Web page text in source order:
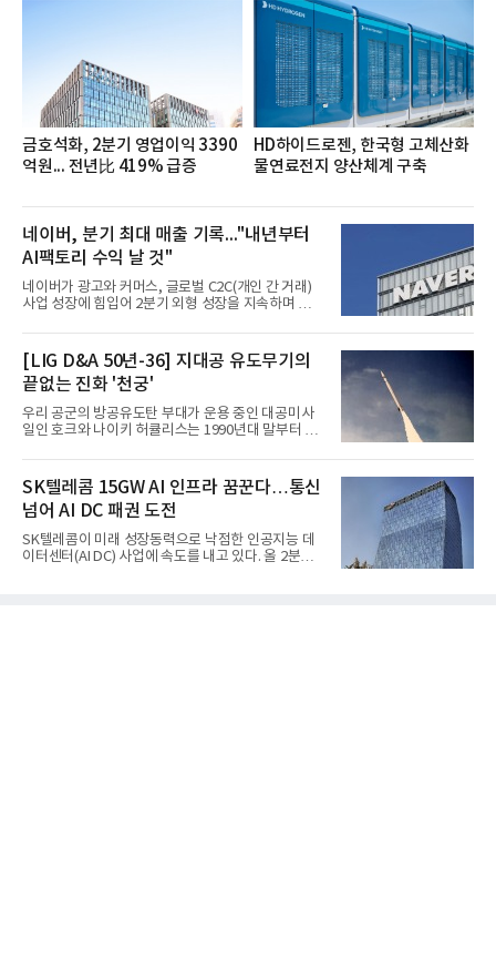
쳐 진행됐다.참고로 새로이(e)는 NH농협캐피탈 MZ
세대들로(과장~계장) 구성된 자율 참여조직으로, 조
직문화 혁신과 업무 효율성 향상을 위한 다양한 활동
을 추진하며,새로운 변화와 이로운 영향력을 조직전
반에 전파하는 역할
금호석화, 2분기 영업이익 3390
억원... 전년比 419% 급증
HD하이드로젠, 한국형 고체산화
물연료전지 양산체계 구축
네이버, 분기 최대 매출 기록..."내년부터
AI팩토리 수익 날 것"
네이버가 광고와 커머스, 글로벌 C2C(개인 간 거래)
사업 성장에 힘입어 2분기 외형 성장을 지속하며 역대
자 증가와 엔비디아와 추진하는 AI 팩토리를 앞세워
AI 수익화에도 속도를 내고 있다.네이버는 올해 2분기
연결 기준 매출 3조3888억원, 영업이익 5203억원을
기록했다고 7일 밝혔다. 매출은 광고·커머스 등 핵심
사업과 글로벌 C2C 성장에 힘입어 전년 동기 대비
16.2% 증가한 분기 최대 매출을 기록했다. 반면 영업
이익은 AI 인프라 투자 영향으로 0.2% 감소했다.사업
플랫폼은
[LIG D&A 50년-36] 지대공 유도무기의
끝없는 진화 '천궁'
우리 공군의 방공유도탄 부대가 운용 중인 대공미사
일인 호크와 나이키 허큘리스는 1990년대 말부터 성
기존 미사일체계를 대체할 중고도 및 중거리 대공미
사일을 개발하기로 결정했다.처음 KM-SAM 사업으로
불린 이 사업의 명칭은 호크(Iron Hawk, 철매)를 대체
한다는 의미에서 ‘철매Ⅱ’ 로 정해졌다. 철매Ⅱ 개발
사업은 미사일체계 완성 후인 2011년 ‘천궁(天弓)’으
로 다시 장비명이 바뀌었다. 17개 업체와 관련 기관이
참여한 가운데 LIG 넥스원은 탐색 개발에서 체계개발
SK텔레콤 15GW AI 인프라 꿈꾼다…통신
넘어 AI DC 패권 도전
SK텔레콤이 미래 성장동력으로 낙점한 인공지능 데
이터센터(AI DC) 사업에 속도를 내고 있다. 올 2분기